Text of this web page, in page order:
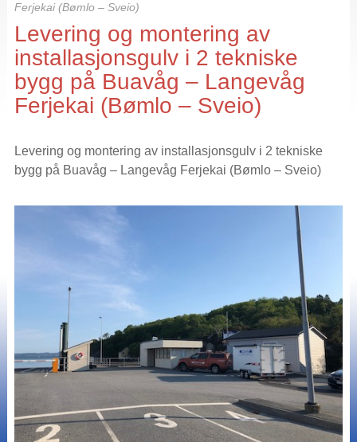
Ferjekai (Bømlo – Sveio)
Levering og montering av
installasjonsgulv i 2 tekniske
bygg på Buavåg – Langevåg
Ferjekai (Bømlo – Sveio)
Levering og montering av installasjonsgulv i 2 tekniske
bygg på Buavåg – Langevåg Ferjekai (Bømlo – Sveio)